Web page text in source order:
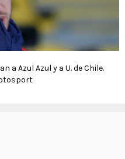
a Azul Azul y a U. de Chile.